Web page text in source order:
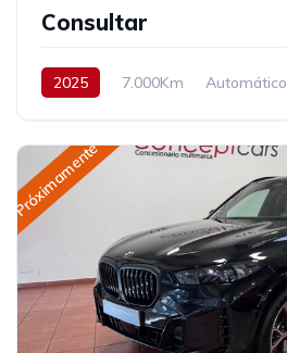
Consultar
2025 7.000Km Automático
Próximamente